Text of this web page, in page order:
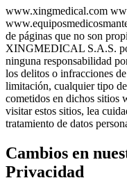
www.xingmedical.com
de páginas que no son
XINGMEDICAL S.A.S.
ninguna responsabilidad
los delitos o infracciones
limitación, cualquier tipo
cometidos en dichos sitios
visitar estos sitios, lea
tratamiento de datos
Cambios en
Privacidad